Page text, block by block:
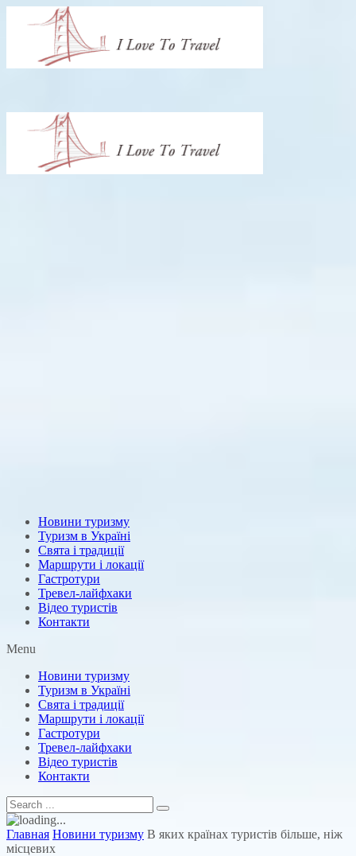
Новини туризму
Туризм в Україні
Свята і традиції
Маршрути і локації
Гастротури
Тревел-лайфхаки
Відео туристів
Контакти
Menu
Новини туризму
Туризм в Україні
Свята і традиції
Маршрути і локації
Гастротури
Тревел-лайфхаки
Відео туристів
Контакти
Главная Новини туризму В яких країнах туристів більше, ніж
місцевих